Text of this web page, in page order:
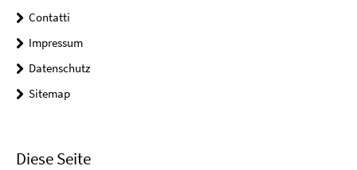
Contatti
Impressum
Datenschutz
Sitemap
Diese Seite